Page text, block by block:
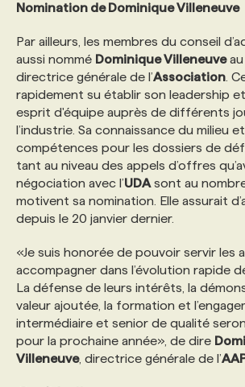
Nomination de Dominique Villeneuve
Par ailleurs, les membres du conseil
aussi nommé Dominique Villeneuveau
directrice générale de l’Association .
rapidement su établir son leadership
esprit d'équipe auprès de différents
l’industrie. Sa connaissance du milieu
compétences pour les dossiers de
tant au niveau des appels d’offres
négociation avec l’UDA sont au
motivent sa nomination. Elle assurait
depuis le 20 janvier dernier.
«Je suis honorée de pouvoir servir les
accompagner dans l’évolution rapide
La défense de leurs intérêts, la
valeur ajoutée, la formation et
intermédiaire et senior de qualité
pour la prochaine année», de dire
Villeneuve, directrice générale de l’